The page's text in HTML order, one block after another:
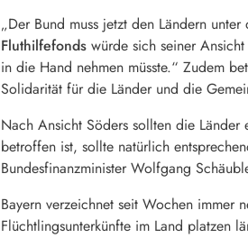
„Der Bund muss jetzt den Ländern
Fluthilfefonds würde sich seiner
in die Hand nehmen müsste.“ Zudem
Solidarität für die Länder und die
Nach Ansicht Söders sollten die Länder
betroffen ist, sollte natürlich
Bundesfinanzminister Wolfgang
Bayern verzeichnet seit Wochen immer
Flüchtlingsunterkünfte im Land platzen